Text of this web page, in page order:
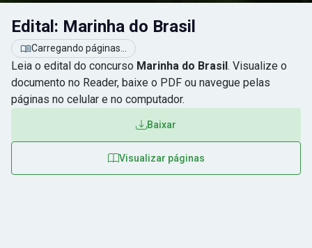
Edital: Marinha do Brasil
Carregando páginas...
Leia o edital do concurso Marinha do Brasil. Visualize o
documento no Reader, baixe o PDF ou navegue pelas
páginas no celular e no computador.
Baixar
Visualizar páginas